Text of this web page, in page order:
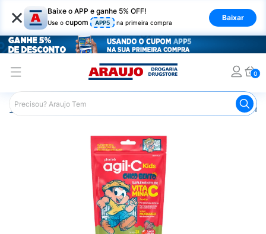
× Baixe o APP e ganhe 5% OFF!
Use o cupom APP5 na primeira compra
Baixar
0
Araujo Infantil Suplemento